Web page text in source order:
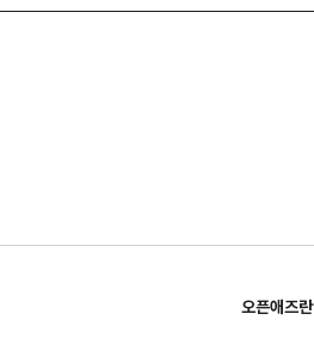
오픈애즈란